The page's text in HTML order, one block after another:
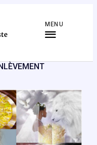
MENU